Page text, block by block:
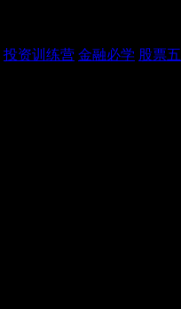
投资训练营 金融必学 股票